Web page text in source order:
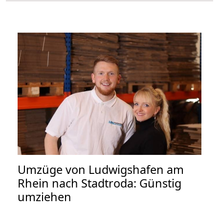
Umzüge von Ludwigshafen am
Rhein nach Stadtroda: Günstig
umziehen